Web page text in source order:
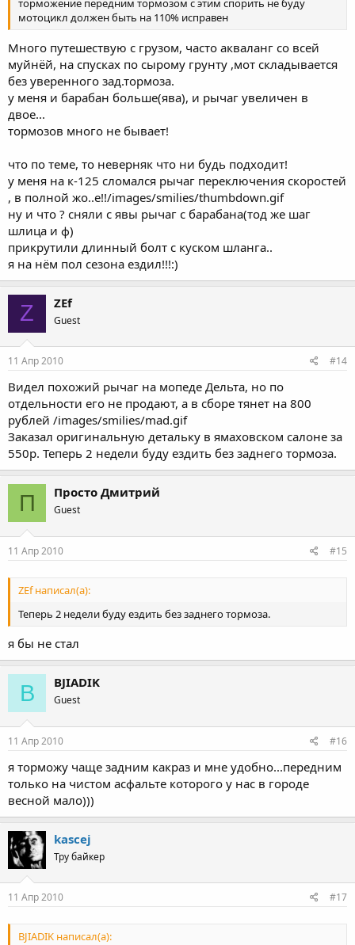
торможение передним тормозом с этим спорить не буду
мотоцикл должен быть на 110% исправен
Много путешествую с грузом, часто акваланг со всей
муйнёй, на спусках по сырому грунту ,мот складывается
без уверенного зад.тормоза.
у меня и барабан больше(ява), и рычаг увеличен в
двое...
тормозов много не бывает!
что по теме, то неверняк что ни будь подходит!
у меня на к-125 сломался рычаг переключения скоростей
, в полной жо..е!!/images/smilies/thumbdown.gif
ну и что ? сняли с явы рычаг с барабана(тод же шаг
шлица и ф)
прикрутили длинный болт с куском шланга..
я на нём пол сезона ездил!!!:)
Z ZEf
Guest
11 Апр 2010 #14
Видел похожий рычаг на мопеде Дельта, но по
отдельности его не продают, а в сборе тянет на 800
рублей /images/smilies/mad.gif
Заказал оригинальную детальку в ямаховском салоне за
550р. Теперь 2 недели буду ездить без заднего тормоза.
П Просто Дмитрий
Guest
11 Апр 2010 #15
ZEf написал(а):
Теперь 2 недели буду ездить без заднего тормоза.
я бы не стал
B BJIADIK
Guest
11 Апр 2010 #16
я торможу чаще задним какраз и мне удобно...передним
только на чистом асфальте которого у нас в городе
весной мало)))
kascej
Тру байкер
11 Апр 2010 #17
BJIADIK написал(а):